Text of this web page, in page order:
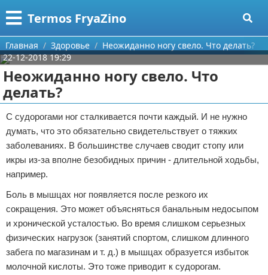
Termos FryaZino
Меню
Главная
Категории
Программирование
Дом и семья
Автомобили
Строительство и ремонт
Компьютеры
Личность
Поиск
О проекте
Контакты
Сотрудничество
Размещение рекламы
Для правообладателей
Условия предоставления информации
Главная Здоровье
Неожиданно ногу свело. Что делать?
22-12-2018 19:29
Неожиданно ногу свело. Что
делать?
С судорогами ног сталкивается почти каждый. И не нужно
думать, что это обязательно свидетельствует о тяжких
заболеваниях. В большинстве случаев сводит стопу или
икры из-за вполне безобидных причин - длительной ходьбы,
например.
Боль в мышцах ног появляется после резкого их
сокращения. Это может объясняться банальным недосыпом
и хронической усталостью. Во время слишком серьезных
физических нагрузок (занятий спортом, слишком длинного
забега по магазинам и т. д.) в мышцах образуется избыток
молочной кислоты. Это тоже приводит к судорогам.